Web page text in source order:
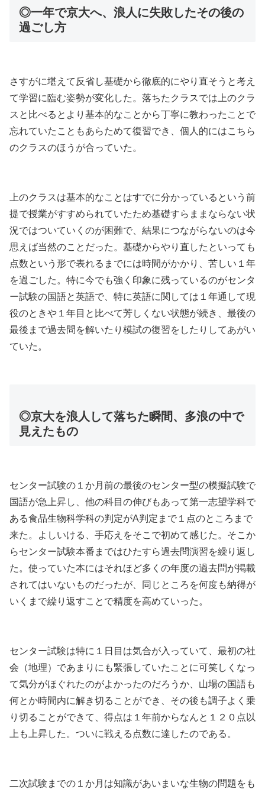
◎一年で京大へ、浪人に失敗したその後の
過ごし方
さすがに堪えて反省し基礎から徹底的にやり直そうと考え
て学習に臨む姿勢が変化した。落ちたクラスでは上のクラ
スと比べるとより基本的なことから丁寧に教わったことで
忘れていたこともあらためて復習でき、個人的にはこちら
のクラスのほうが合っていた。
上のクラスは基本的なことはすでに分かっているという前
提で授業がすすめられていたため基礎すらままならない状
況ではついていくのが困難で、結果につながらないのは今
思えば当然のことだった。基礎からやり直したといっても
点数という形で表れるまでには時間がかかり、苦しい１年
を過ごした。特に今でも強く印象に残っているのがセンタ
ー試験の国語と英語で、特に英語に関しては１年通して現
役のときや１年目と比べて芳しくない状態が続き、最後の
最後まで過去問を解いたり模試の復習をしたりしてあがい
ていた。
◎京大を浪人して落ちた瞬間、多浪の中で
見えたもの
センター試験の１か月前の最後のセンター型の模擬試験で
国語が急上昇し、他の科目の伸びもあって第一志望学科で
ある食品生物科学科の判定がA判定まで１点のところまで
来た。よしいける、手応えをそこで初めて感じた。そこか
らセンター試験本番まではひたすら過去問演習を繰り返し
た。使っていた本にはそれほど多くの年度の過去問が掲載
されてはいないものだったが、同じところを何度も納得が
いくまで繰り返すことで精度を高めていった。
センター試験は特に１日目は気合が入っていて、最初の社
会（地理）であまりにも緊張していたことに可笑しくなっ
て気分がほぐれたのがよかったのだろうか、山場の国語も
何とか時間内に解き切ることができ、その後も調子よく乗
り切ることができて、得点は１年前からなんと１２０点以
上も上昇した。ついに戦える点数に達したのである。
二次試験までの１か月は知識があいまいな生物の問題をも